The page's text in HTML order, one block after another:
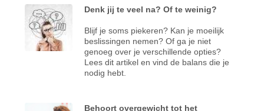
Denk jij te veel na? Of te weinig?
Blijf je soms piekeren? Kan je moeilijk
beslissingen nemen? Of ga je niet
genoeg over je verschillende opties?
Lees dit artikel en vind de balans die je
nodig hebt.
Behoort overgewicht tot het